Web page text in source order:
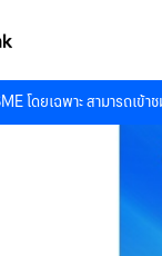
โดยเฉพาะ สามารถเข้